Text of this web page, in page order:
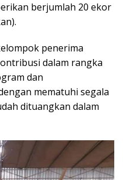
berjumlah 20 ekor
penerima
dalam rangka
dan
mematuhi segala
dituangkan dalam